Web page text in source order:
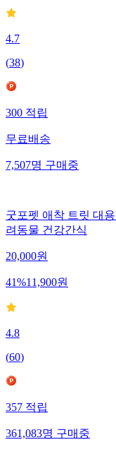
4.7
(38)
300적립
무료배송
7,507명구매중
굿포펫 애착 트릿 대
려동물 건강간식
20,000원
41%11,900원
4.8
(60)
357적립
361,083명구매중